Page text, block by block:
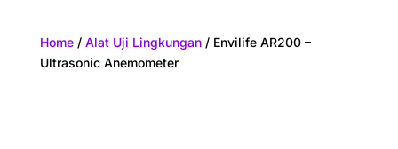
Home/ Alat Uji Lingkungan/ Envilife AR200 –
Ultrasonic Anemometer